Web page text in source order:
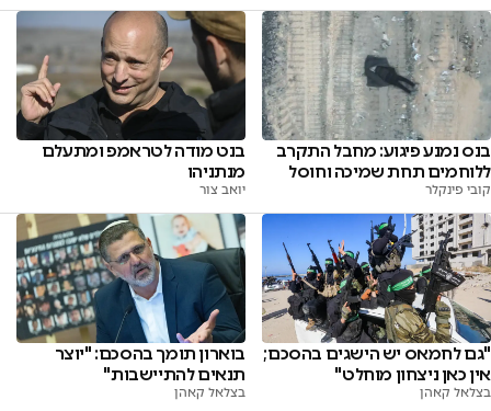
בנס נמנע פיגוע: מחבל התקרב
ללוחמים תחת שמיכה וחוסל
קובי פינקלר
בנט מודה לטראמפ ומתעלם
מנתניהו
יואב צור
"גם לחמאס יש הישגים בהסכם;
אין כאן ניצחון מוחלט"
בצלאל קאהן
בוארון תומך בהסכם: "יוצר
תנאים להתיישבות"
בצלאל קאהן